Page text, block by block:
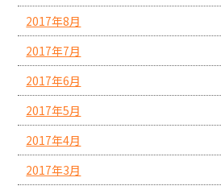
2017年8月
2017年7月
2017年6月
2017年5月
2017年4月
2017年3月